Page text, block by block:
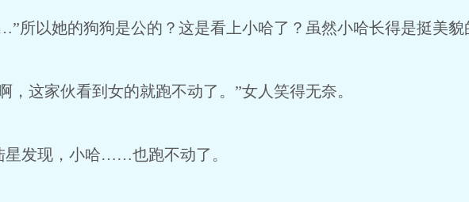
以她的狗狗是公的？这是看上小哈了？虽然小哈长得是挺美貌
这家伙看到女的就跑不动了。”女人笑得无奈。
发现，小哈……也跑不动了。